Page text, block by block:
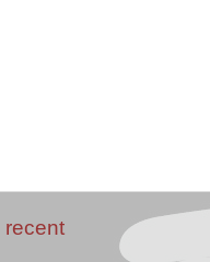
recent